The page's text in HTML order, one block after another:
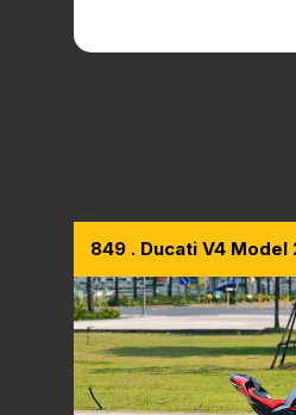
849 . Ducati V4 Model